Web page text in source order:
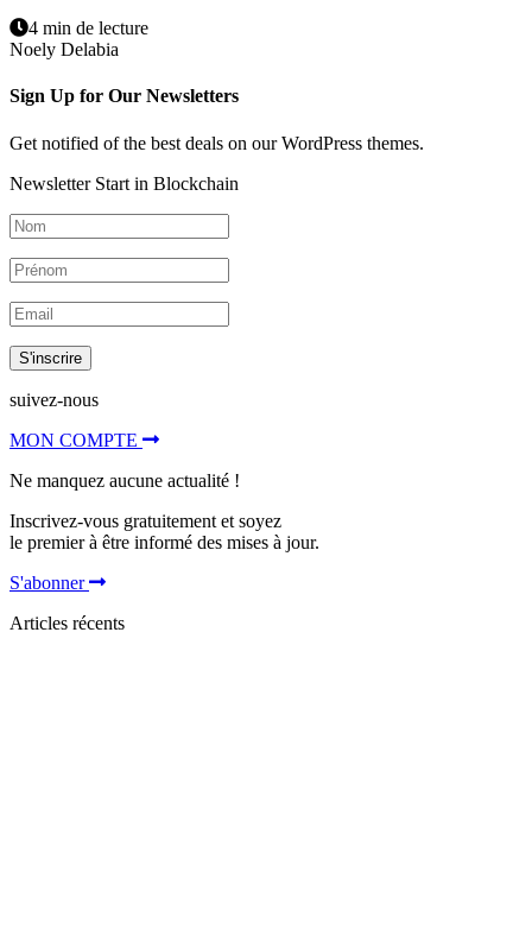
4 min de lecture
Noely Delabia
Sign Up for Our Newsletters
Get notified of the best deals on our WordPress themes.
Newsletter Start in Blockchain
S'inscrire
suivez-nous
MON COMPTE
Ne manquez aucune actualité !
Inscrivez-vous gratuitement et soyez
le premier à être informé des mises à jour.
S'abonner
Articles récents